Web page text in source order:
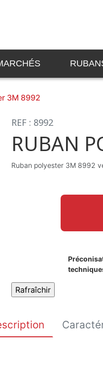
3M 8992
REF : 8992
RUBAN
Ruban polyester 3M 8992